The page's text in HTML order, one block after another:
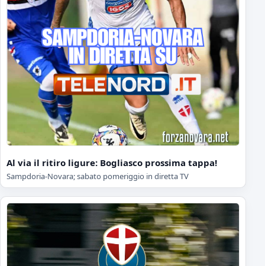
Al via il ritiro ligure: Bogliasco prossima tappa!
Sampdoria-Novara; sabato pomeriggio in diretta TV